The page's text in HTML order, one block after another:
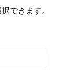
できます。